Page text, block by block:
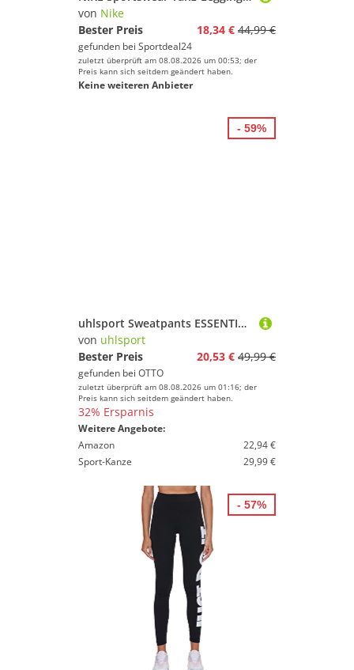
von Nike
Bester Preis
18,34 € 44,99 €
gefunden bei Sportdeal24
zuletzt überprüft am 08.08.2026 um 00:53; der
Preis kann sich seitdem geändert haben.
Keine weiteren Anbieter
uhlsport Sweatpants ESSENTIAL PRO PANTS
von uhlsport
Bester Preis
20,53 € 49,99 €
gefunden bei OTTO
zuletzt überprüft am 08.08.2026 um 01:16; der
Preis kann sich seitdem geändert haben.
32% Ersparnis
Weitere Angebote:
Amazon
22,94 €
Sport-Kanze
29,99 €
- 59%
- 57%